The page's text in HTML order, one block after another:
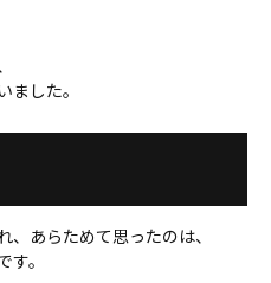
した。
あらためて思ったのは、
。